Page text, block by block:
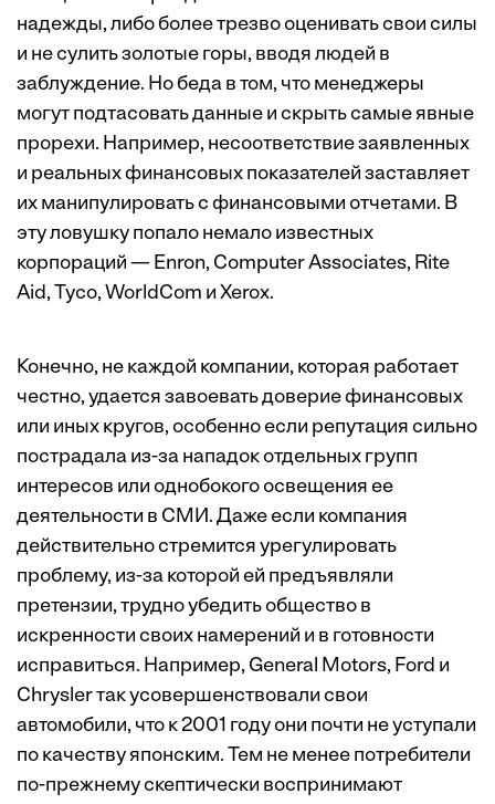
надежды, либо более трезво оценивать свои силы
и не сулить золотые горы, вводя людей в
заблуждение. Но беда в том, что менеджеры
могут подтасовать данные и скрыть самые явные
прорехи. Например, несоответствие заявленных
и реальных финансовых показателей заставляет
их манипулировать с финансовыми отчетами. В
эту ловушку попало немало известных
корпораций — Enron, Computer Associates, Rite
Aid, Tyco, WorldCom и Xerox.
Конечно, не каждой компании, которая работает
честно, удается завоевать доверие финансовых
или иных кругов, особенно если репутация сильно
пострадала из-за нападок отдельных групп
интересов или однобокого освещения ее
деятельности в СМИ. Даже если компания
действительно стремится урегулировать
проблему, из-за которой ей предъявляли
претензии, трудно убедить общество в
искренности своих намерений и в готовности
исправиться. Например, General Motors, Ford и
Chrysler так усовершенствовали свои
автомобили, что к 2001 году они почти не уступали
по качеству японским. Тем не менее потребители
по-прежнему скептически воспринимают